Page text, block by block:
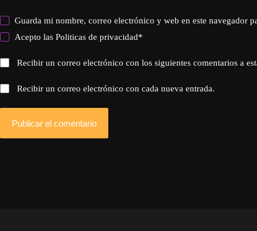
Guarda mi nombre, correo electrónico y web en este navegador
Acepto lasPoliticas de privacidad*
Recibir un correo electrónico con los siguientes comentarios a
Recibir un correo electrónico con cada nueva entrada.
Publicar el comentario